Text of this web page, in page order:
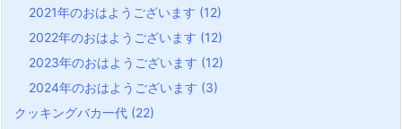
2021年のおはようございます (12)
2022年のおはようございます (12)
2023年のおはようございます (12)
2024年のおはようございます (3)
クッキングバカ一代 (22)